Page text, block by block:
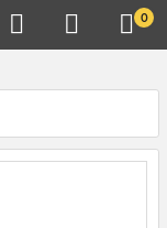
0